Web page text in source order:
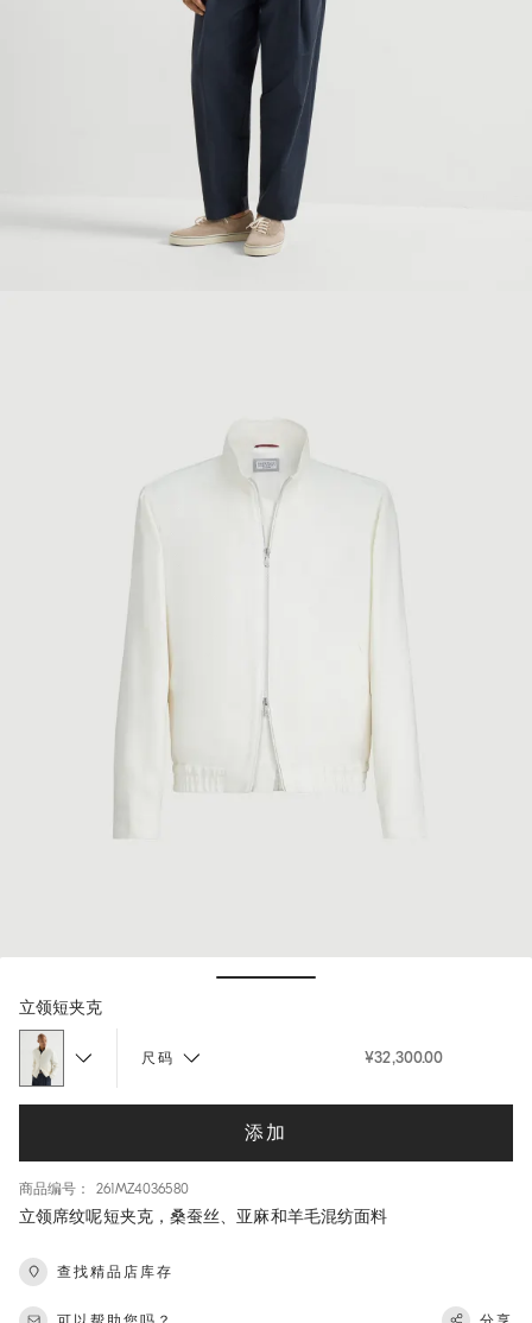
立领短夹克
尺码 ¥32,300.00
添加
商品编号： 261MZ4036580
立领席纹呢短夹克，桑蚕丝、亚麻和羊毛混纺面料
查找精品店库存